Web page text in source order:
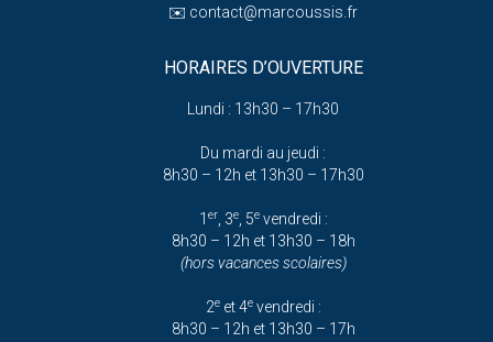
✉️ contact@marcoussis.fr
HORAIRES D’OUVERTURE
Lundi : 13h30 – 17h30
Du mardi au jeudi :
8h30 – 12h et 13h30 – 17h30
1 er, 3e, 5evendredi :
8h30 – 12h et 13h30 – 18h
(hors vacances scolaires)
2eet 4evendredi :
8h30 – 12h et 13h30 – 17h